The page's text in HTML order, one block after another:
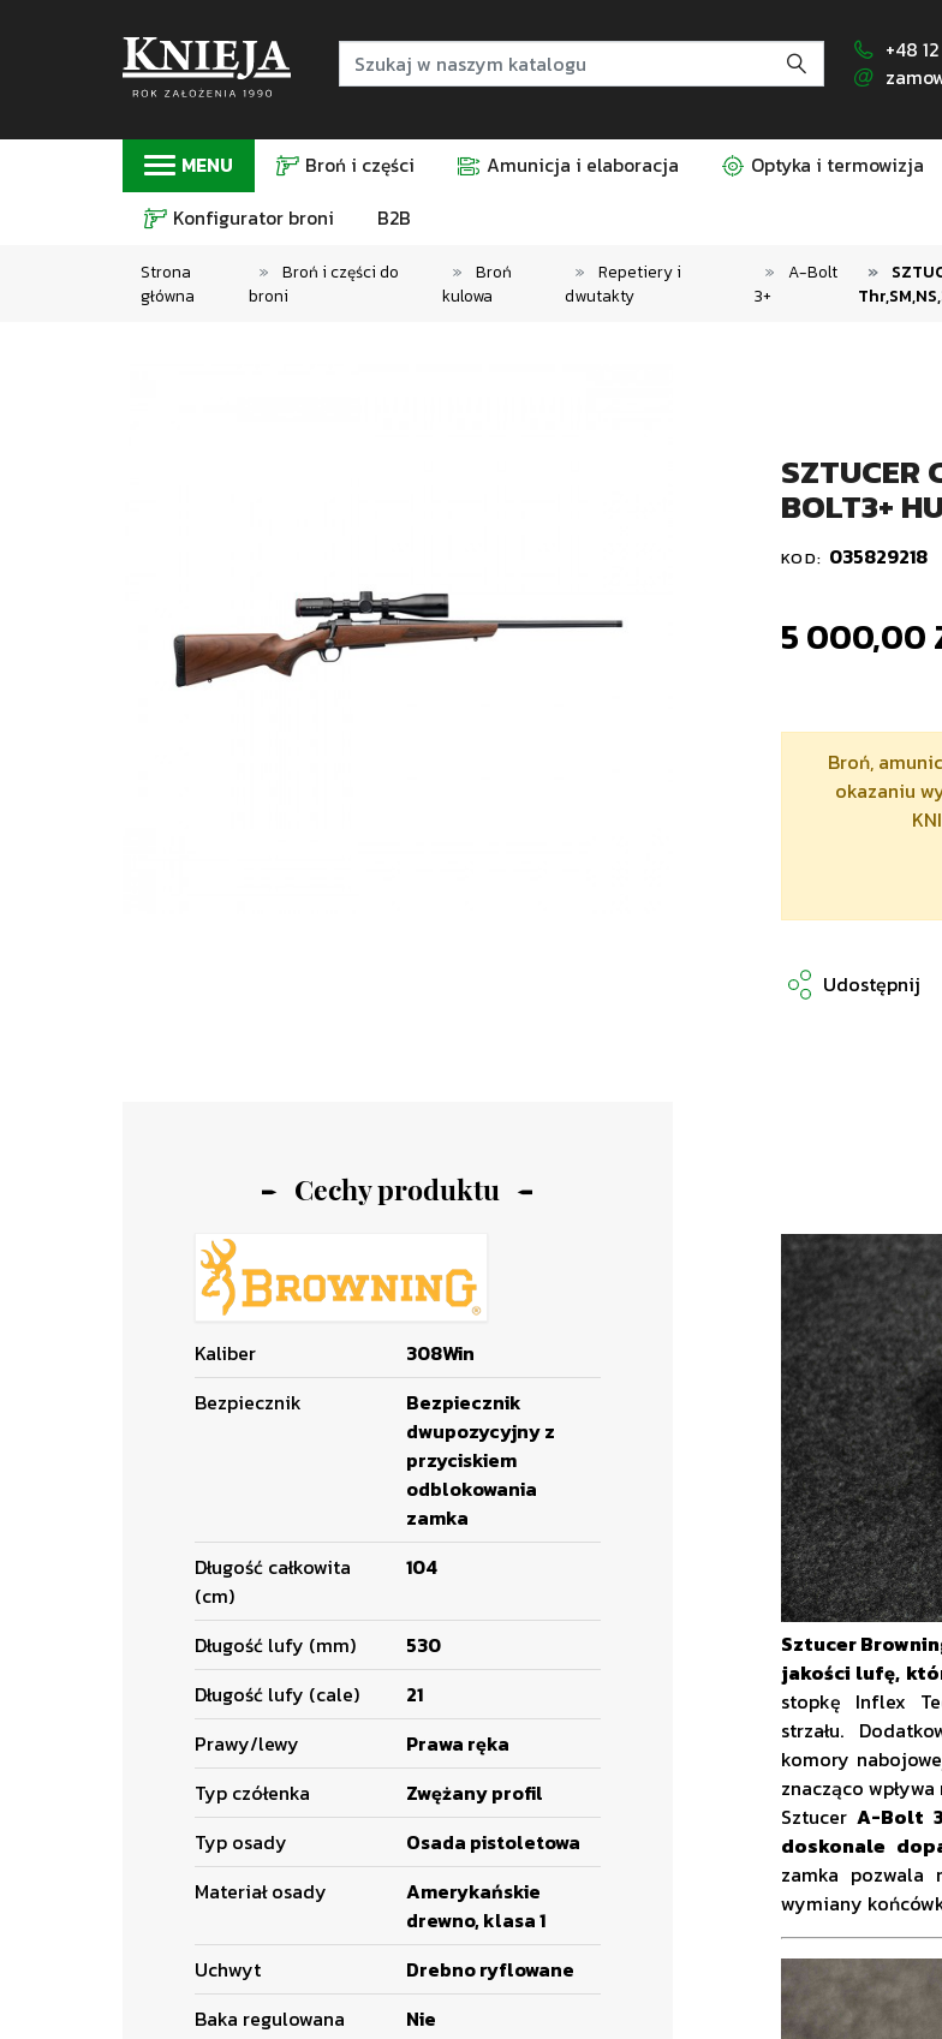
+48
MENU Broń i części Amunicja i elaboracja Optyka i termowizja
Konfigurator broni
B2B
Strona
główna
Broń i części do
broni
Broń
kulowa
Repetiery i
dwutakty
A-Bolt
3+
SZTUCER
BOLT3+
KOD: 035829218
5 000,00
Broń,
okazaniu
Udostępnij
Cechy produktu
Kaliber
308Win
Bezpiecznik
Bezpiecznik
dwupozycyjny z
przyciskiem
odblokowania
zamka
Długość całkowita
(cm)
104
Długość lufy (mm)
530
Długość lufy (cale)
21
Prawy/lewy
Prawa ręka
Typ czółenka
Zwężany profil
Typ osady
Osada pistoletowa
Materiał osady
Amerykańskie
drewno, klasa 1
Uchwyt
Drebno ryflowane
Baka regulowana
Nie
Sztucer
jakości lufę,
stopkę Inflex
strzału.
komory
znacząco
SztucerA-Bolt
doskonale
zamka pozwala
wymiany